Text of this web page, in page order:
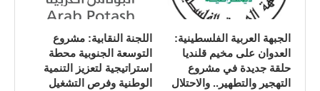
الجبهة العربية الفلسطينية:
العدوان على مخيم قلنديا
حلقة جديدة في مشروع
التهجير والتطهير.. والاحتلال
اللجنة النقابية: مشروع
التوسعة الجنوبية محطة
استراتيجية لتعزيز التنمية
الوطنية وفرص التشغيل